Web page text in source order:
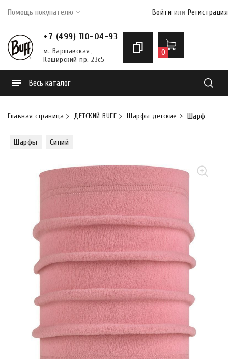
Помощь покупателю Войти или Регистрация
+7 (499) 110-04-93
м. Варшавская,
Каширский пр. 23с5
0
Весь каталог
Главная страница ДЕТСКИЙ BUFF Шарфы детские Шарф-
Шарфы Синий